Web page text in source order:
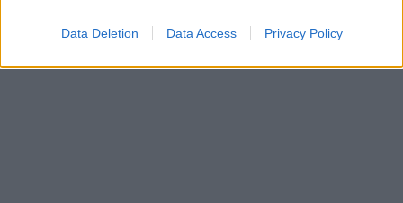
Data Deletion Data Access Privacy Policy